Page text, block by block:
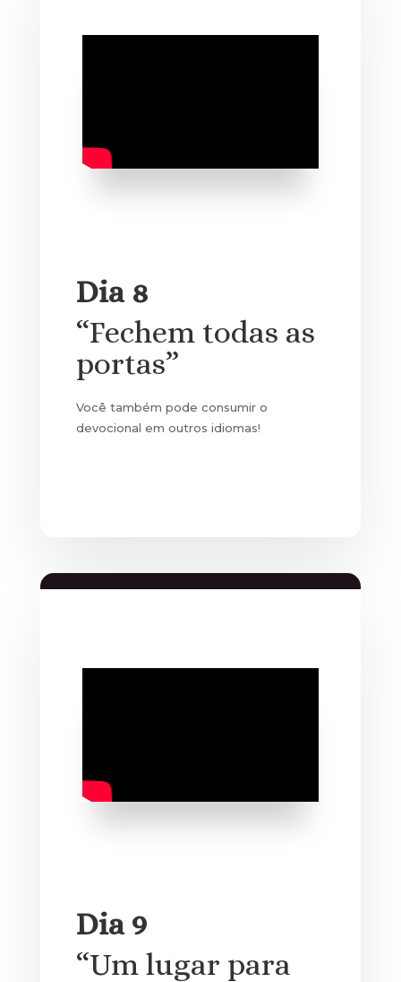
Dia 8
“Fechem todas as
portas”
Você também pode consumir o
devocional em outros idiomas!
Dia 9
“Um lugar para